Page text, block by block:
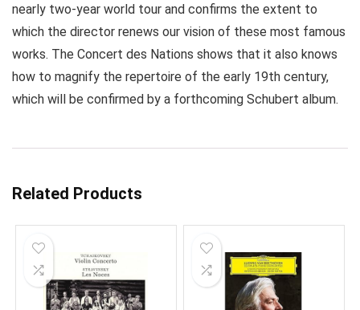
nearly two-year world tour and confirms the extent to
which the director renews our vision of these most famous
works. The Concert des Nations shows that it also knows
how to magnify the repertoire of the early 19th century,
which will be confirmed by a forthcoming Schubert album.
Related Products